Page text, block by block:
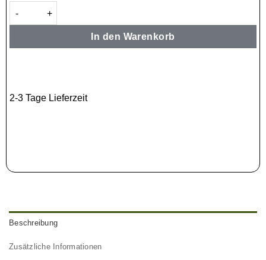
In den Warenkorb
2-3 Tage Lieferzeit
Beschreibung
Zusätzliche Informationen